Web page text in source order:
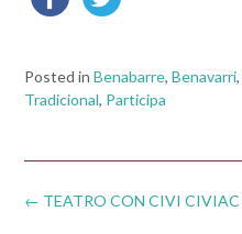
Posted in Benabarre, Benavarri,
Tradicional, Participa
Post
← TEATRO CON CIVI CIVIAC